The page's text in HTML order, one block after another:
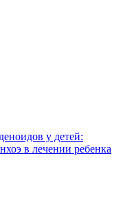
у детей:
в лечении ребенка